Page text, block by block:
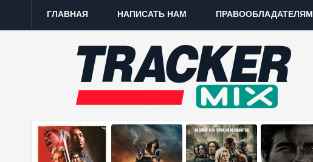
ГЛАВНАЯ НАПИСАТЬ НАМ ПРАВООБЛАДАТЕЛЯМ